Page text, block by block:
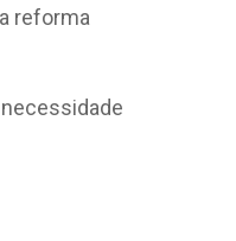
reforma